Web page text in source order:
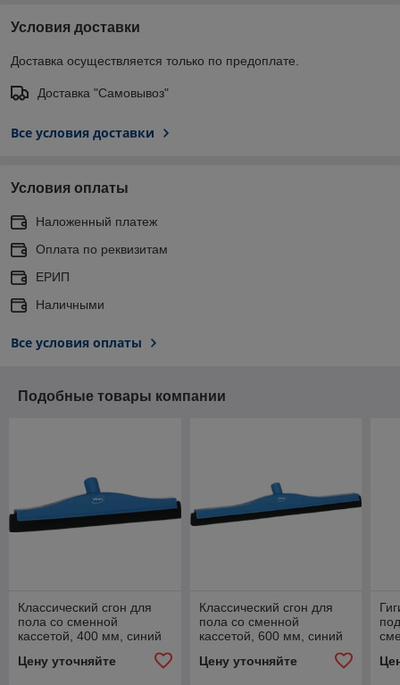
Условия доставки
Доставка осуществляется только по предоплате.
Доставка "Самовывоз"
Все условия доставки
Условия оплаты
Наложенный платеж
Оплата по реквизитам
ЕРИП
Наличными
Все условия оплаты
Подобные товары компании
Классический сгон для
пола со сменной
кассетой, 400 мм, синий
Цену уточняйте
Классический сгон для
пола со сменной
кассетой, 600 мм, синий
Цену уточняйте